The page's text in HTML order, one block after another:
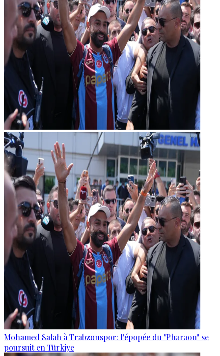
Mohamed Salah à Trabzonspor: l'épopée du "Pharaon" se
poursuit en Türkiye